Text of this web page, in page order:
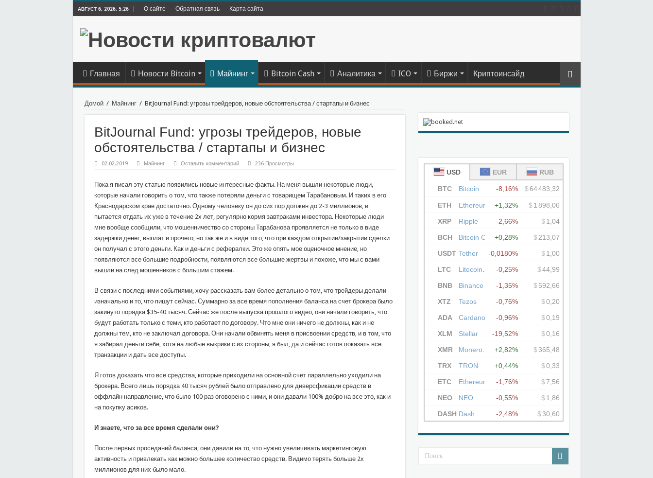
АВГУСТ 6, 2026, 5:26 О сайте Обратная связь Карта сайта
Главная Новости Bitcoin Майнинг Bitcoin Cash Аналитика ICO Биржи Криптоинсайд
Домой / Майнинг / BitJournal Fund: угрозы трейдеров, новые обстоятельства / стартапы и бизнес
BitJournal Fund: угрозы трейдеров, новые
обстоятельства / стартапы и бизнес
02.02.2019 Майнинг Оставить комментарий 236 Просмотры
Пока я писал эту статью появились новые интересные факты. На меня вышли некоторые люди,
которые начали говорить о том, что также потеряли деньги с товарищем Тарабановым. И таких в его
Краснодарском крае достаточно. Одному человеку он до сих пор должен до 2-3 миллионов, и
пытается отдать их уже в течение 2х лет, регулярно кормя завтраками инвестора. Некоторые люди
мне вообще сообщили, что мошенничество со стороны Тарабанова проявляется не только в виде
задержки денег, выплат и прочего, но так же и в виде того, что при каждом открытии/закрытии сделки
он получал с этого деньги. Как и деньги с рефералки. Это же опять мое оценочное мнение, но
появляются все большие подробности, появляются все большие жертвы и похоже, что мы с вами
вышли на след мошенников с большим стажем.
В связи с последними событиями, хочу рассказать вам более детально о том, что трейдеры делали
изначально и то, что пишут сейчас. Суммарно за все время пополнения баланса на счет брокера было
закинуто порядка $35-40 тысяч. Сейчас же после выпуска прошлого видео, они начали говорить, что
будут работать только с теми, кто работает по договору. Что мне они ничего не должны, как и не
должны тем, кто не заключал договора. Они начали обвинять меня в присвоении средств, и в том, что
я забирал деньги себе, хотя на любые выкрики с их стороны, я был, да и сейчас готов показать все
транзакции и дать все доступы.
Я готов доказать что все средства, которые приходили на основной счет параллельно уходили на
брокера. Всего лишь порядка 40 тысяч рублей было отправлено для диверсфикации средств в
оффлайн направление, что было 100 раз оговорено с ними, и они давали 100% добро на все это, как и
на покупку асиков.
И знаете, что за все время сделали они?
После первых проседаний баланса, они давили на то, что нужно увеличивать маркетинговую
активность и привлекать как можно большее количество средств. Видимо терять больше 2х
миллионов для них было мало.